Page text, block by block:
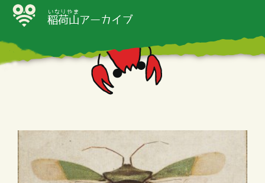
稲荷山
いなりやま
アーカイブ